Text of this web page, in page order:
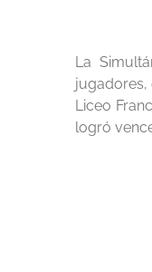
La
jugadores,
Liceo
logró